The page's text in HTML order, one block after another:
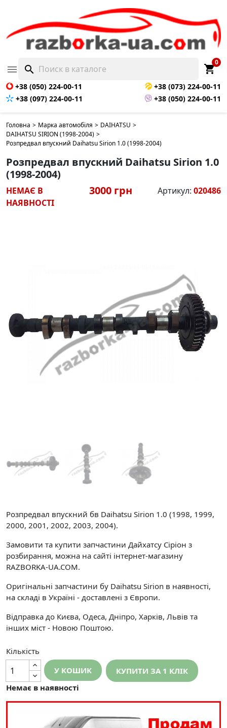
 search shopping_cart
0
+38 (050) 224-00-11
+38 (073) 224-00-11
+38 (097) 224-00-11
+38 (050) 224-00-11
Головна > Марка автомобіля > DAIHATSU >
DAIHATSU SIRION (1998-2004) >
Розпредвал впускний Daihatsu Sirion 1.0 (1998-2004)
Розпредвал впускний Daihatsu Sirion 1.0
(1998-2004)
НЕМАЄ В
НАЯВНОСТІ
3000 грн Артикул: 020486
НЕМАЄ В НАЯВНОСТІ
Розпредвал впускний бв Daihatsu Sirion 1.0 (1998, 1999,
2000, 2001, 2002, 2003, 2004).
Замовити та купити запчастини Дайхатсу Сіріон з
розбирання, можна на сайті інтернет-магазину
RAZBORKA-UA.COM.
Оригінальні запчастини бу Daihatsu Sirion в наявності,
на складі в Україні - доставлені з Європи.
Відправка до Києва, Одеса, Дніпро, Харків, Львів та
інших міст - Новою Поштою.
Кількість
У КОШИК
КУПИТИ ЗА 1 КЛIК
Немає в наявності